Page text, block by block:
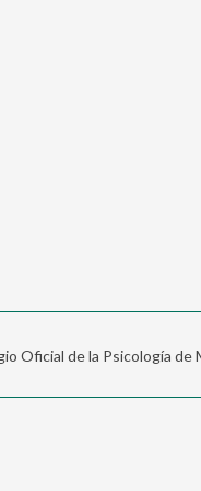
Oficial de la Psicología de